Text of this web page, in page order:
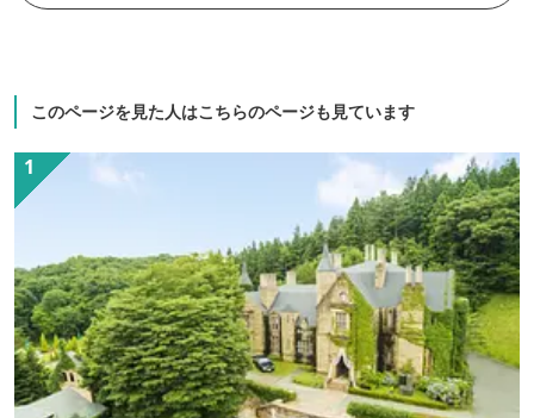
す！
このページを見た人はこちらのページも見ています